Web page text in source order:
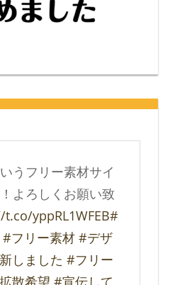
うフリー素材サイ
よろしくお願い致
yppRL1WFEB#
#フリー素材 #デザ
しました #フリー
散希望 #宣伝して